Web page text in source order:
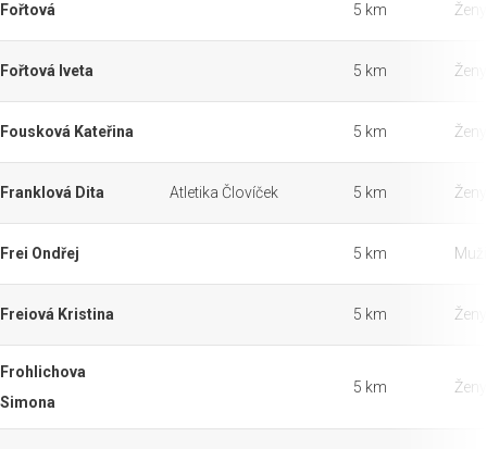
Fořtová 5 km Ženy
Fořtová Iveta 5 km Ženy
Fousková Kateřina 5 km Ženy
Franklová Dita Atletika Človíček 5 km Ženy
Frei Ondřej 5 km Muži
Freiová Kristina 5 km Ženy
Frohlichova
Simona
5 km Ženy